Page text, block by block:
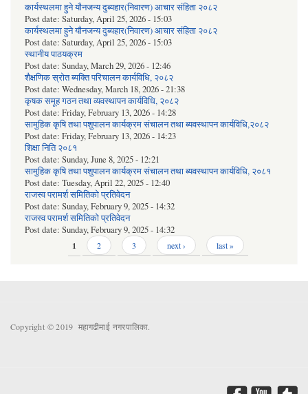
कार्यस्थलमा हुने यौनजन्य दुब्यहार(निवारण) आचार संहिता २०८२
Post date: Saturday, April 25, 2026 - 15:03
कार्यस्थलमा हुने यौनजन्य दुब्यहार(निवारण) आचार संहिता २०८२
Post date: Saturday, April 25, 2026 - 15:03
स्थानीय पाठयक्रम
Post date: Sunday, March 29, 2026 - 12:46
शैक्षणिक स्रोत ब्यक्ति परिचालन कार्यविधि, २०८२
Post date: Wednesday, March 18, 2026 - 21:38
कृषक समूह गठन तथा व्यवस्थापन कार्यविधि, २०८२
Post date: Friday, February 13, 2026 - 14:28
सामुहिक कृषि तथा पशुपालन कार्यक्रम संचालन तथा ब्यवस्थापन कार्यविधि,२०८२
Post date: Friday, February 13, 2026 - 14:23
शिक्षा निति २०८१
Post date: Sunday, June 8, 2025 - 12:21
सामुहिक कृषि तथा पशुपालन कार्यक्रम संचालन तथा ब्यवस्थापन कार्यविधि, २०८१
Post date: Tuesday, April 22, 2025 - 12:40
राजस्व परामर्श समितिको प्रतिवेदन
Post date: Sunday, February 9, 2025 - 14:32
राजस्व परामर्श समितिको प्रतिवेदन
Post date: Sunday, February 9, 2025 - 14:32
1 2 3 next › last »
Copyright © 2019 महागढीमाई नगरपालिका.